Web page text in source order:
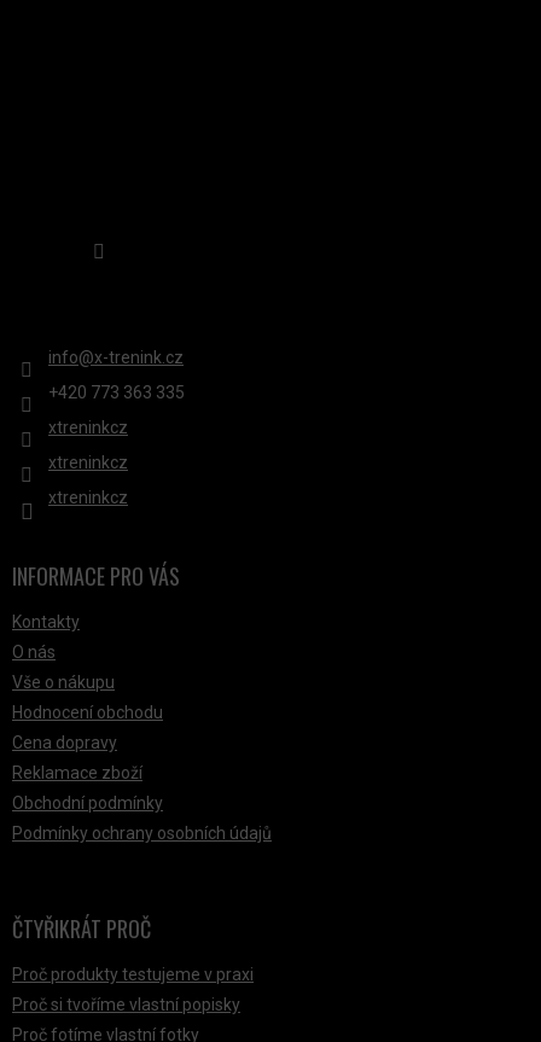
info@x-trenink.cz
+420 ‭773 363 335
xtreninkcz
xtreninkcz
xtreninkcz
INFORMACE PRO VÁS
Kontakty
O nás
Vše o nákupu
Hodnocení obchodu
Cena dopravy
Reklamace zboží
Obchodní podmínky
Podmínky ochrany osobních údajů
ČTYŘIKRÁT PROČ
Proč produkty testujeme v praxi
Proč si tvoříme vlastní popisky
Proč fotíme vlastní fotky